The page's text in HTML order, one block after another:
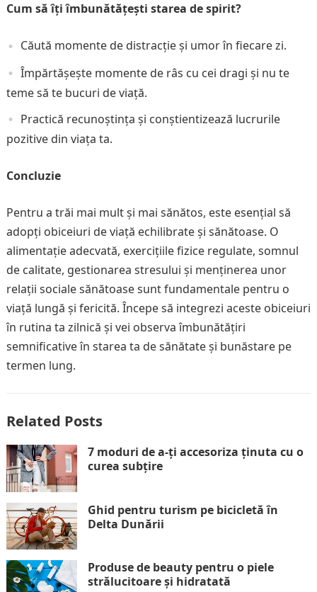
Cum să îți îmbunătățești starea de spirit?
Căută momente de distracție și umor în fiecare zi.
Împărtășește momente de râs cu cei dragi și nu te
teme să te bucuri de viață.
Practică recunoștința și conștientizează lucrurile
pozitive din viața ta.
Concluzie
Pentru a trăi mai mult și mai sănătos, este esențial să
adopți obiceiuri de viață echilibrate și sănătoase. O
alimentație adecvată, exercițiile fizice regulate, somnul
de calitate, gestionarea stresului și menținerea unor
relații sociale sănătoase sunt fundamentale pentru o
viață lungă și fericită. Începe să integrezi aceste obiceiuri
în rutina ta zilnică și vei observa îmbunătățiri
semnificative în starea ta de sănătate și bunăstare pe
termen lung.
Related Posts
7 moduri de a-ți accesoriza ținuta cu o
curea subțire
Ghid pentru turism pe bicicletă în
Delta Dunării
Produse de beauty pentru o piele
strălucitoare și hidratată